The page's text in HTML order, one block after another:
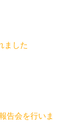
ました
告会を行いま